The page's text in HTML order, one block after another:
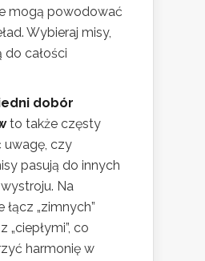
mogą powodować
Wybieraj misy,
do całości
dobór
to także częsty
uwagę, czy
pasują do innych
Na
łącz „zimnych”
„ciepłymi”, co
harmonię w